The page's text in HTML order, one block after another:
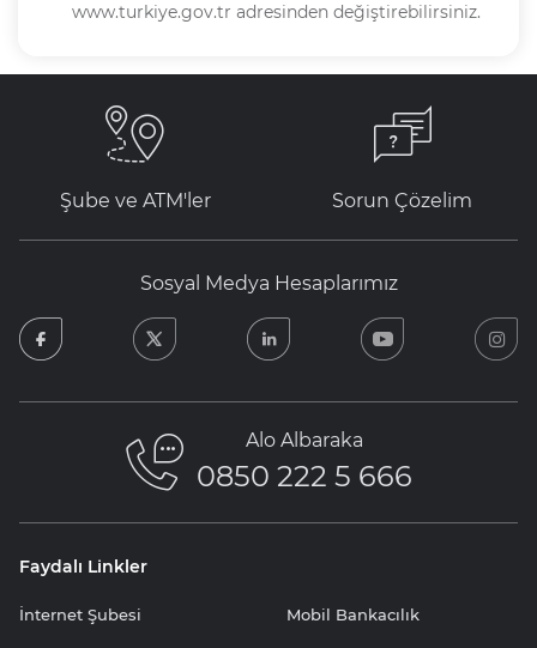
www.turkiye.gov.tr adresinden değiştirebilirsiniz.
Şube ve ATM'ler Sorun Çözelim
Sosyal Medya Hesaplarımız
facebook
Alo Albaraka
0850 222 5 666
Faydalı Linkler
İnternet Şubesi Mobil Bankacılık